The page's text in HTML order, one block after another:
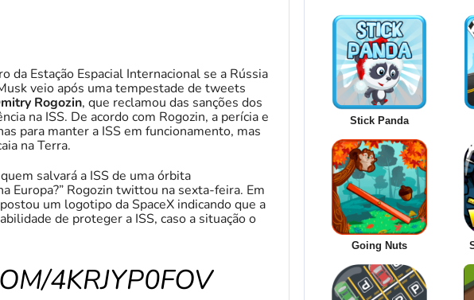
da Estação Espacial Internacional se a Rússia
veio após uma tempestade de tweets
Rogozin, que reclamou das sanções dos
na ISS. De acordo com Rogozin, a perícia e
para manter a ISS em funcionamento, mas
na Terra.
salvará a ISS de uma órbita
Europa?” Rogozin twittou na sexta-feira. Em
um logotipo da SpaceX indicando que a
de proteger a ISS, caso a situação o
4KRJYP0FOV
Stick Panda
Going Nuts